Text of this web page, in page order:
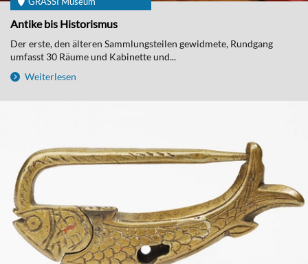
Antike bis Historismus
Der erste, den älteren Sammlungsteilen gewidmete, Rundgang
umfasst 30 Räume und Kabinette und...
Weiterlesen